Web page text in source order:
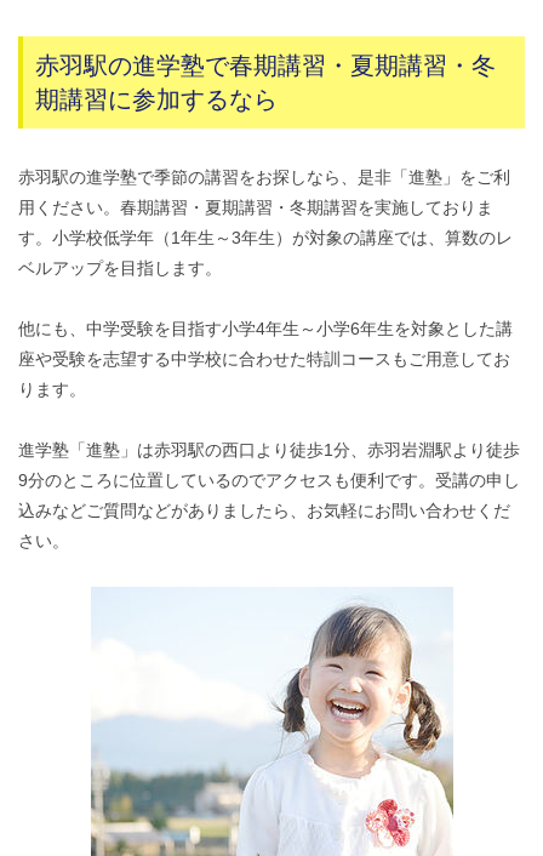
赤羽駅の進学塾で春期講習・夏期講習・冬
期講習に参加するなら
赤羽駅の進学塾で季節の講習をお探しなら、是非「進塾」をご利
用ください。春期講習・夏期講習・冬期講習を実施しておりま
す。小学校低学年（1年生～3年生）が対象の講座では、算数のレ
ベルアップを目指します。
他にも、中学受験を目指す小学4年生～小学6年生を対象とした講
座や受験を志望する中学校に合わせた特訓コースもご用意してお
ります。
進学塾「進塾」は赤羽駅の西口より徒歩1分、赤羽岩淵駅より徒歩
9分のところに位置しているのでアクセスも便利です。受講の申し
込みなどご質問などがありましたら、お気軽にお問い合わせくだ
さい。